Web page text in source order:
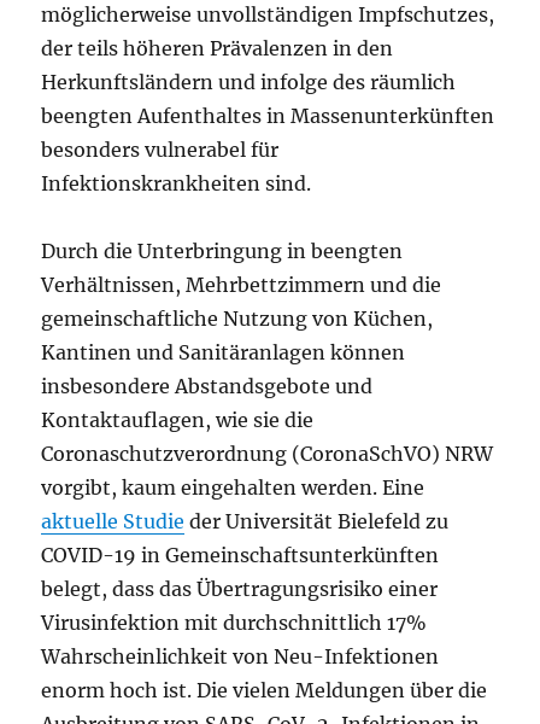
möglicherweise unvollständigen Impfschutzes,
der teils höheren Prävalenzen in den
Herkunftsländern und infolge des räumlich
beengten Aufenthaltes in Massenunterkünften
besonders vulnerabel für
Infektionskrankheiten sind.
Durch die Unterbringung in beengten
Verhältnissen, Mehrbettzimmern und die
gemeinschaftliche Nutzung von Küchen,
Kantinen und Sanitäranlagen können
insbesondere Abstandsgebote und
Kontaktauflagen, wie sie die
Coronaschutzverordnung (CoronaSchVO) NRW
vorgibt, kaum eingehalten werden. Eine
aktuelle Studie der Universität Bielefeld zu
COVID-19 in Gemeinschaftsunterkünften
belegt, dass das Übertragungsrisiko einer
Virusinfektion mit durchschnittlich 17%
Wahrscheinlichkeit von Neu-Infektionen
enorm hoch ist. Die vielen Meldungen über die